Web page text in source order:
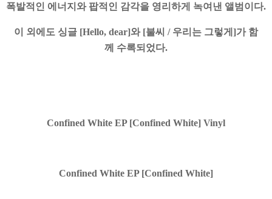
폭발적인 에너지와 팝적인 감각을 영리하게 녹여낸 앨범이다.
이 외에도 싱글 [Hello, dear]와 [불씨 / 우리는 그렇게]가 함
께 수록되었다.
Confined White EP [Confined White] Vinyl
Confined White EP [Confined White]